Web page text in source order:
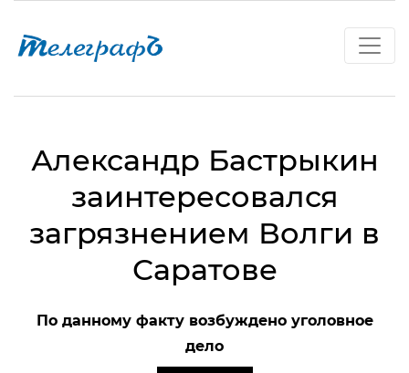
Александр Бастрыкин
заинтересовался
загрязнением Волги в
Саратове
По данному факту возбуждено уголовное
дело